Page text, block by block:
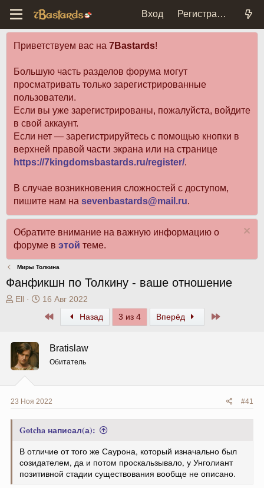
Вход Регистрация
Приветствуем вас на 7Bastards!
Большую часть разделов форума могут
просматривать только зарегистрированные
пользователи.
Если вы уже зарегистрированы, пожалуйста, войдите
в свой аккаунт.
Если нет — зарегистрируйтесь с помощью кнопки в
верхней правой части экрана или на странице
https://7kingdomsbastards.ru/register/.
В случае возникновения сложностей с доступом,
пишите нам на sevenbastards@mail.ru.
Обратите внимание на важную информацию о
форуме в этой теме.
Миры Толкина
Фанфикшн по Толкину - ваше отношение
А
р
т
е
ы
Ell
Д
л
а
16 Авг 2022
ПервыйНазад 3 из 4 Вперёд Последний
Bratislaw
Обитатель
23 Ноя 2022 #41
Gotcha написал(а):
В отличие от того же Саурона, который изначально был
созидателем, да и потом проскальзывало, у Унголиант
позитивной стадии существования вообще не описано.